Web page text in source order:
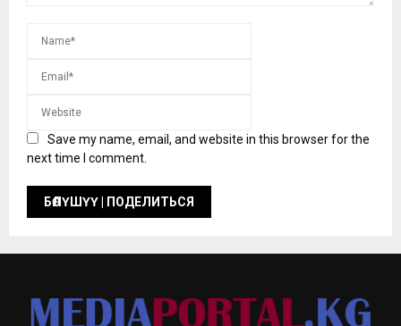
Save my name, email, and website in this browser for the
next time I comment.